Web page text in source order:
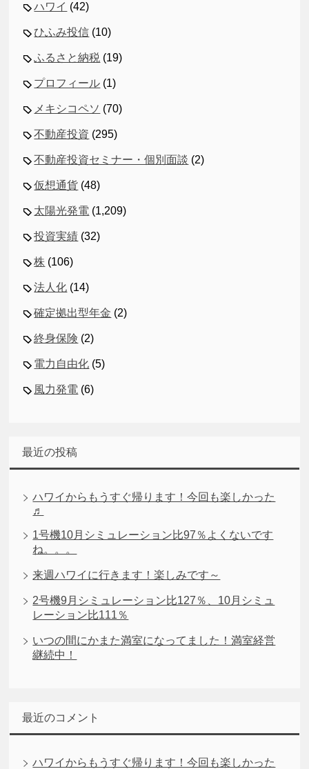
ハワイ (42)
ひふみ投信 (10)
ふるさと納税 (19)
プロフィール (1)
メキシコペソ (70)
不動産投資 (295)
不動産投資セミナー・個別面談 (2)
仮想通貨 (48)
太陽光発電 (1,209)
投資実績 (32)
株 (106)
法人化 (14)
確定拠出型年金 (2)
終身保険 (2)
電力自由化 (5)
風力発電 (6)
最近の投稿
ハワイからもうすぐ帰ります！今回も楽しかった
♬
1号機10月シミュレーション比97％よくないです
ね。。。
来週ハワイに行きます！楽しみです～
2号機9月シミュレーション比127％、10月シミュ
レーション比111％
いつの間にかまた満室になってました！満室経営
継続中！
最近のコメント
ハワイからもうすぐ帰ります！今回も楽しかった